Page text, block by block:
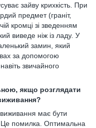
зайву крихкість. При
предмет (граніт,
кромці зі зведенням
виведе ніж із ладу. У
замин, який
за допомогою
звичайного
якщо розглядати
має бути
Це помилка. Оптимальна